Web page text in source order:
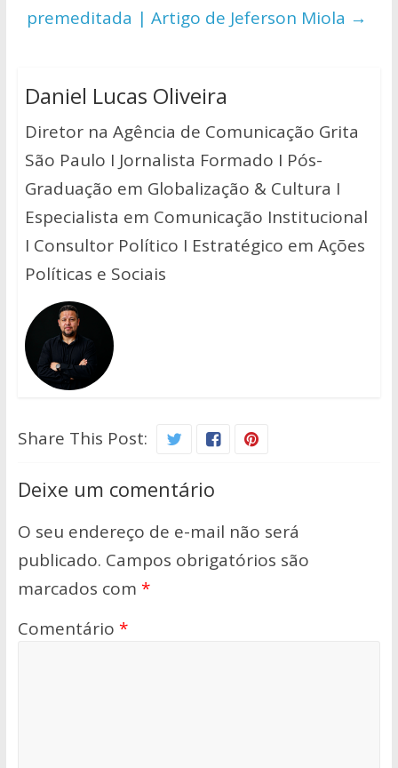
premeditada | Artigo de Jeferson Miola →
Daniel Lucas Oliveira
Diretor na Agência de Comunicação Grita
São Paulo I Jornalista Formado I Pós-
Graduação em Globalização & Cultura I
Especialista em Comunicação Institucional
I Consultor Político I Estratégico em Ações
Políticas e Sociais
Share This Post:
Deixe um comentário
O seu endereço de e-mail não será
publicado. Campos obrigatórios são
marcados com *
Comentário *